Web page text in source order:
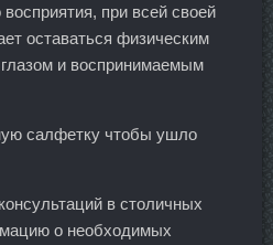
при всей своей
оставаться физическим
и воспринимаемым
салфетку чтобы ушло
в столичных
о необходимых